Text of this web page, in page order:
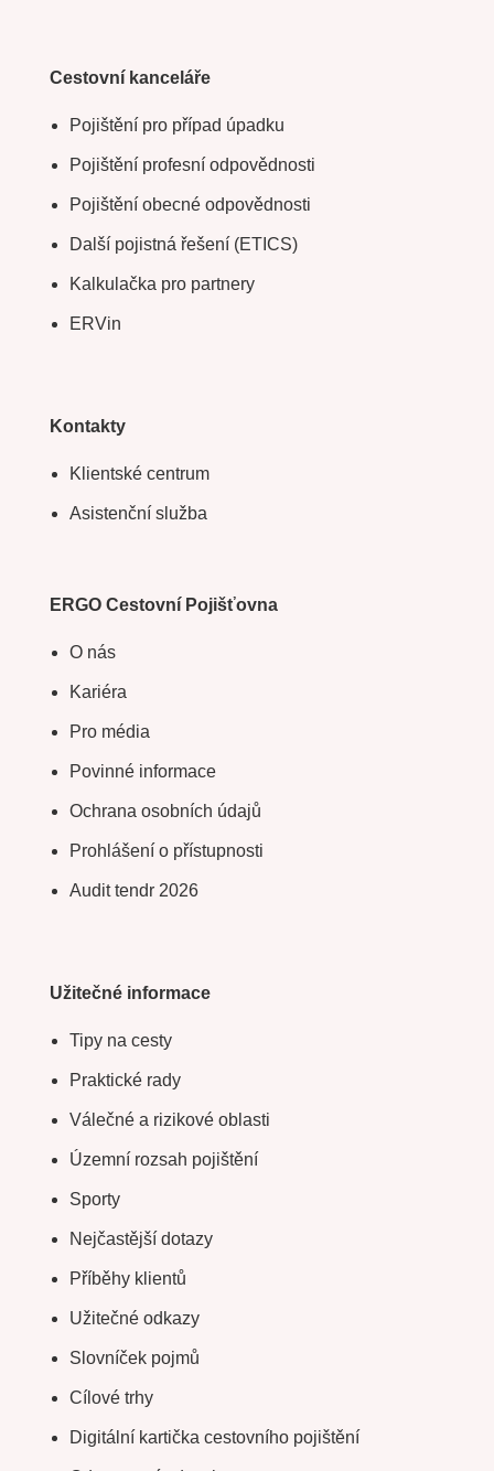
Cestovní kanceláře
Pojištění pro případ úpadku
Pojištění profesní odpovědnosti
Pojištění obecné odpovědnosti
Další pojistná řešení (ETICS)
Kalkulačka pro partnery
ERVin
Kontakty
Klientské centrum
Asistenční služba
ERGO Cestovní Pojišťovna
O nás
Kariéra
Pro média
Povinné informace
Ochrana osobních údajů
Prohlášení o přístupnosti
Audit tendr 2026
Užitečné informace
Tipy na cesty
Praktické rady
Válečné a rizikové oblasti
Územní rozsah pojištění
Sporty
Nejčastější dotazy
Příběhy klientů
Užitečné odkazy
Slovníček pojmů
Cílové trhy
Digitální kartička cestovního pojištění